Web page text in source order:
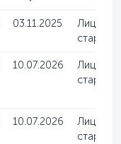
03.11.2025
10.07.2026
10.07.2026